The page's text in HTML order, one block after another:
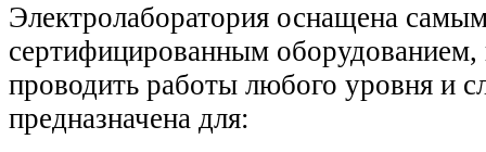
Электролаборатория оснащена
сертифицированным
проводить работы любого уровня и
предназначена для: